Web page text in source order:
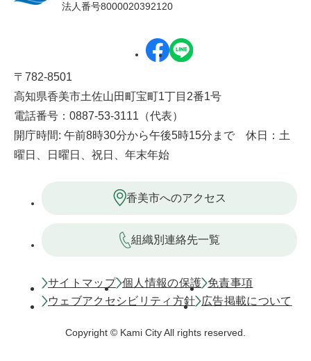
法人番号8000020392120
〒782-8501
高知県香美市土佐山田町宝町1丁目2番1号
電話番号：0887-53-3111（代表）
開庁時間: 午前8時30分から午後5時15分まで 休日：土
曜日、日曜日、祝日、年末年始
香美市へのアクセス
組織別連絡先一覧
サイトマップ 個人情報の保護 免責事項
ウェブアクセシビリティ方針
広告掲載について
Copyright © Kami City All rights reserved.